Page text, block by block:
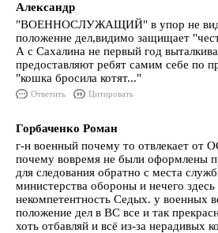
Александр
"ВОЕННОСЛУЖАЩИЙ" в упор не
положение дел,видимо защищает
А с Сахалина не первый год
предоставляют ребят самим себе по
"кошка бросила котят..."
Ответить Цитировать
Горбаченко Роман
г-н военный почему то отвлекает
почему вовремя не были оформлены
для следования обратно с места
министерства обороны и нечего здесь
некомпетентность Седых. у военных
положение дел в ВС все и так
хоть отбавляй и всё из-за нерадивых